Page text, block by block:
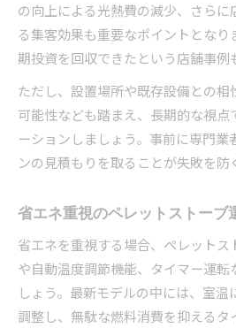
の向上による光熱費の減少、さらに
る集客効果も重要なポイントとなり
期投資を回収できたという店舗事例
ただし、設置場所や既存設備との相
可能性なども踏まえ、長期的な視
ーションしましょう。事前に専門
ンの見積もりを取ることが失敗を防
省エネ重視のペレットストーブ
省エネを重視する場合、ペレットス
や自動温度調節機能、タイマー運転
しょう。最新モデルの中には、室
調整し、無駄な燃料消費を抑えるタ